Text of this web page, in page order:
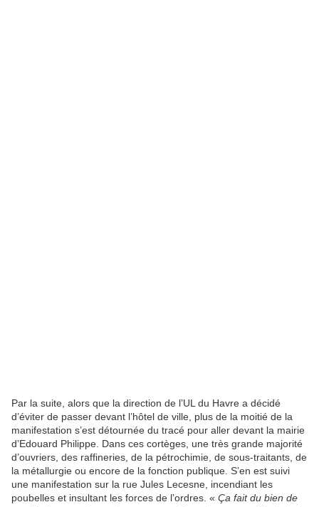
Par la suite, alors que la direction de l’UL du Havre a décidé
d’éviter de passer devant l’hôtel de ville, plus de la moitié de la
manifestation s’est détournée du tracé pour aller devant la mairie
d’Edouard Philippe. Dans ces cortèges, une très grande majorité
d’ouvriers, des raffineries, de la pétrochimie, de sous-traitants, de
la métallurgie ou encore de la fonction publique. S’en est suivi
une manifestation sur la rue Jules Lecesne, incendiant les
poubelles et insultant les forces de l’ordres. « Ça fait du bien de